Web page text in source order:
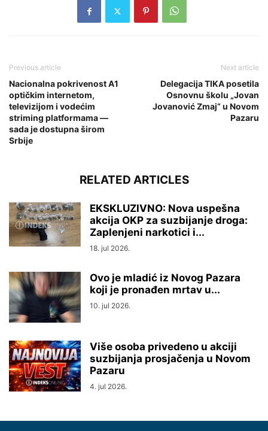
Previous article
Nacionalna pokrivenost A1
optičkim internetom,
televizijom i vodećim
striming platformama —
sada je dostupna širom
Srbije
Next article
Delegacija TIKA posetila
Osnovnu školu „Jovan
Jovanović Zmaj“ u Novom
Pazaru
RELATED ARTICLES
EKSKLUZIVNO: Nova uspešna
akcija OKP za suzbijanje droga:
Zaplenjeni narkotici i...
18. jul 2026.
Ovo je mladić iz Novog Pazara
koji je pronađen mrtav u...
10. jul 2026.
Više osoba privedeno u akciji
suzbijanja prosjačenja u Novom
Pazaru
4. jul 2026.